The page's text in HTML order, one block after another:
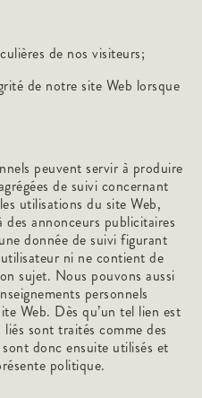
de nos visiteurs;
de notre site Web lorsque
peuvent servir à produire
de suivi concernant
utilisations du site Web,
annonceurs publicitaires
donnée de suivi figurant
ni ne contient de
sujet. Nous pouvons aussi
personnels
Web. Dès qu’un tel lien est
sont traités comme des
donc ensuite utilisés et
politique.